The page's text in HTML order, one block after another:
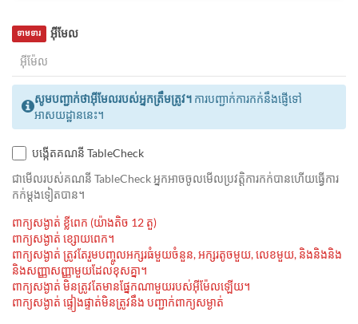
អ៊ីមែល
ទាមទារ
សូមបញ្ជាក់ថាអ៊ីមែលរបស់អ្នកត្រឹមត្រូវ។ ការបញ្ជាក់ការកក់នឹងផ្ញើទៅ
អាសយដ្ឋាននេះ។
បង្កើតគណនី TableCheck
ជាមេីលរបស់គណនី TableCheck អ្នកអាចចូលមើលប្រវត្តិការកក់បានហើយធ្វើការ
កក់ម្ដងទៀតបាន។
ពាក្យសង្ងាត់ ខ្លីពេក (យ៉ាងតិច 12 តួ)
ពាក្យសង្ងាត់ ខ្សោយពេក។
ពាក្យសង្ងាត់ ត្រូវតែរួមបញ្ចូលអក្សរធំមួយចំនួន, អក្សរតូចមួយ, លេខមួយ, និងនិងនិង
និងសញ្ញាសញ្ញាមួយដែលខុសគ្នា។
ពាក្យសង្ងាត់ មិនត្រូវតែមានផ្នែកណាមួយរបស់អ៊ីម៉ែលឡើយ។
ពាក្យសង្ងាត់ ផ្ទៀងផ្ទាត់មិនត្រូវនឹង បញ្ជាក់ពាក្យសម្ងាត់